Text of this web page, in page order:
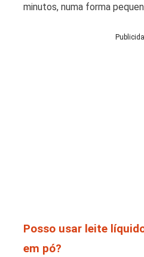
minutos, numa forma
Posso usar leite
em pó?